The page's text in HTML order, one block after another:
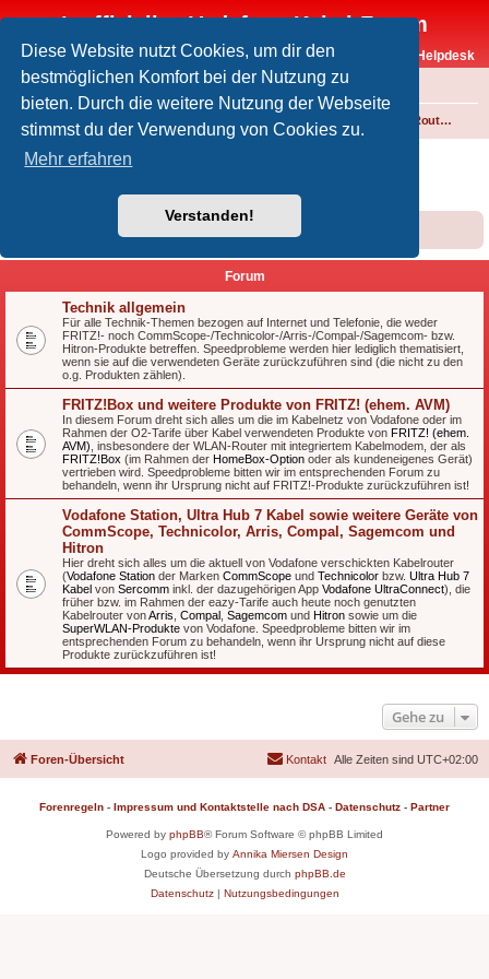
Diese Website nutzt Cookies, um dir den
bestmöglichen Komfort bei der Nutzung zu
bieten. Durch die weitere Nutzung der Webseite
stimmst du der Verwendung von Cookies zu.
Mehr erfahren
Verstanden!
Inoffizielles Vodafone-Kabel-Forum
Vodafone-Kabel-Helpdesk
FAQ
Foren-Übersicht Internet und Telefon über Kabel Technik (WLAN-Router, Kabelmodems, Verkabelung...)
Technik (WLAN-Router, Kabelmodems,
Forum
Technik allgemein
Für alle Technik-Themen bezogen auf Internet und Telefonie, die weder
FRITZ!- noch CommScope-/Technicolor-/Arris-/Compal-/Sagemcom- bzw.
Hitron-Produkte betreffen. Speedprobleme werden hier lediglich thematisiert,
wenn sie auf die verwendeten Geräte zurückzuführen sind (die nicht zu den
o.g. Produkten zählen).
FRITZ!Box und weitere Produkte von FRITZ! (ehem. AVM)
In diesem Forum dreht sich alles um die im Kabelnetz von Vodafone oder im
Rahmen der O2-Tarife über Kabel verwendeten Produkte von FRITZ! (ehem.
AVM) , insbesondere der WLAN-Router mit integriertem Kabelmodem, der als
FRITZ!Box (im Rahmen der HomeBox-Option oder als kundeneigenes Gerät)
vertrieben wird. Speedprobleme bitten wir im entsprechenden Forum zu
behandeln, wenn ihr Ursprung nicht auf FRITZ!-Produkte zurückzuführen ist!
Vodafone Station, Ultra Hub 7 Kabel sowie weitere Geräte von
CommScope, Technicolor, Arris, Compal, Sagemcom und
Hitron
Hier dreht sich alles um die aktuell von Vodafone verschickten Kabelrouter
(Vodafone Station der Marken CommScope und Technicolor bzw. Ultra Hub 7
Kabel von Sercomm inkl. der dazugehörigen App Vodafone UltraConnect), die
früher bzw. im Rahmen der eazy-Tarife auch heute noch genutzten
Kabelrouter vonArris Compal Sagemcom und Hitron sowie um die
SuperWLAN-Produkte von Vodafone. Speedprobleme bitten wir im
entsprechenden Forum zu behandeln, wenn ihr Ursprung nicht auf diese
Produkte zurückzuführen ist!
Gehe zu
Foren-Übersicht Alle Zeiten sind UTC+02:00
Kontakt
Forenregeln - Impressum und Kontaktstelle nach DSA - Datenschutz - Partner
Powered by phpBB® Forum Software © phpBB Limited
Logo provided by Annika Miersen Design
Deutsche Übersetzung durch phpBB.de
Datenschutz| Nutzungsbedingungen